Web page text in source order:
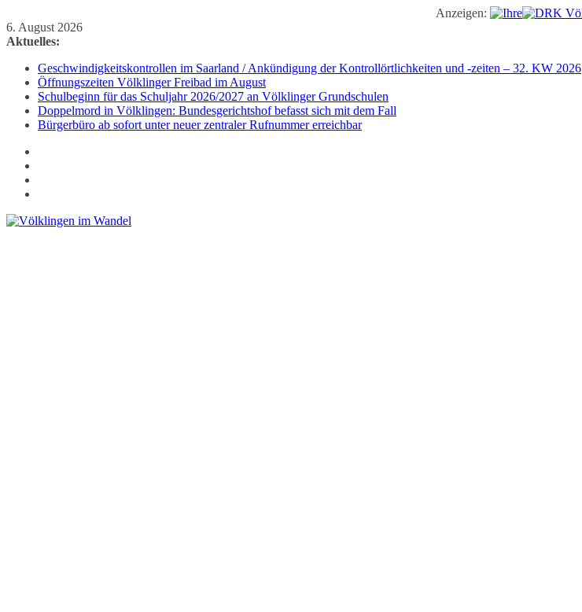
Anzeigen:
Zum
Inhalt
6. August 2026
Aktuelles:
Geschwindigkeitskontrollen im Saarland / Ankündigung der Kontrollörtlichkeiten und -zeiten – 32. KW 2026
Öffnungszeiten Völklinger Freibad im August
Schulbeginn für das Schuljahr 2026/2027 an Völklinger Grundschulen
Doppelmord in Völklingen: Bundesgerichtshof befasst sich mit dem Fall
Bürgerbüro ab sofort unter neuer zentraler Rufnummer erreichbar